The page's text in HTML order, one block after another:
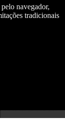
navegador,
tradicionais